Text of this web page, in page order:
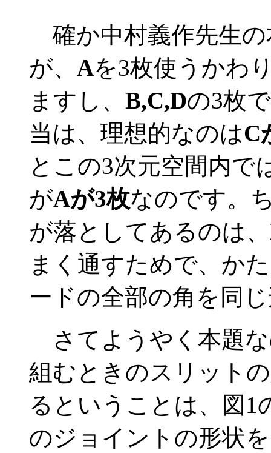
確か中村義作先生
が、 Aを3枚使うかわ
ますし、 B,C,Dの3枚
当は、理想的なのはC
とこの3次元空間内で
がAが3枚なのです。
が落としてあるのは、
まく通すためで、か
ードの全部の角を同
さてようやく本題
組むときのスリット
るということは、図1
のジョイントの形状